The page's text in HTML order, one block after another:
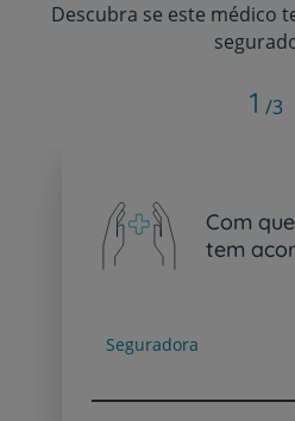
Descubra se este médico
Com
tem
Seguradora
1 /3